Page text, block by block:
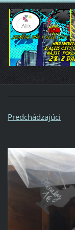
Predchádzajúci